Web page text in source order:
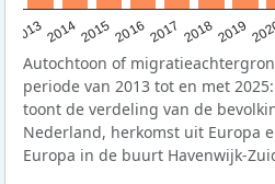
20132014201520162017 20182019
Autochtoon of
periode van 2013 tot en met
toont de verdeling van de
Nederland, herkomst uit Europa
Europa in de buurt Havenwijk-